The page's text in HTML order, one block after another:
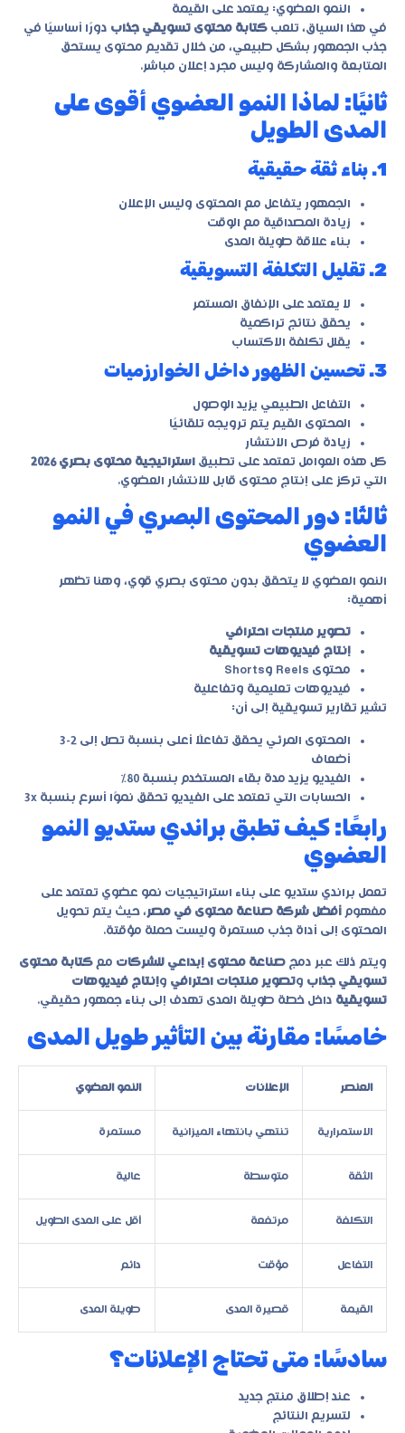
النمو العضوي: يعتمد على القيمة
في هذا السياق، تلعب كتابة محتوى تسويقي جذاب دورًا أساسيًا في
جذب الجمهور بشكل طبيعي، من خلال تقديم محتوى يستحق
المتابعة والمشاركة وليس مجرد إعلان مباشر.
ثانيًا: لماذا النمو العضوي أقوى على
المدى الطويل
1. بناء ثقة حقيقية
الجمهور يتفاعل مع المحتوى وليس الإعلان
زيادة المصداقية مع الوقت
بناء علاقة طويلة المدى
2. تقليل التكلفة التسويقية
لا يعتمد على الإنفاق المستمر
يحقق نتائج تراكمية
يقلل تكلفة الاكتساب
3. تحسين الظهور داخل الخوارزميات
التفاعل الطبيعي يزيد الوصول
المحتوى القيم يتم ترويجه تلقائيًا
زيادة فرص الانتشار
كل هذه العوامل تعتمد على تطبيق استراتيجية محتوى بصري 2026
التي تركز على إنتاج محتوى قابل للانتشار العضوي.
ثالثًا: دور المحتوى البصري في النمو
العضوي
النمو العضوي لا يتحقق بدون محتوى بصري قوي، وهنا تظهر
أهمية:
تصوير منتجات احترافي
إنتاج فيديوهات تسويقية
محتوى Reels وShorts
فيديوهات تعليمية وتفاعلية
تشير تقارير تسويقية إلى أن:
المحتوى المرئي يحقق تفاعلًا أعلى بنسبة تصل إلى 2-3
أضعاف
الفيديو يزيد مدة بقاء المستخدم بنسبة 80%
الحسابات التي تعتمد على الفيديو تحقق نموًا أسرع بنسبة 3x
رابعًا: كيف تطبق براندي ستديو النمو
العضوي
تعمل براندي ستديو على بناء استراتيجيات نمو عضوي تعتمد على
مفهوم أفضل شركة صناعة محتوى في مصر، حيث يتم تحويل
المحتوى إلى أداة جذب مستمرة وليست حملة مؤقتة.
ويتم ذلك عبر دمج صناعة محتوى إبداعي للشركات مع كتابة محتوى
تسويقي جذاب وتصوير منتجات احترافي وإنتاج فيديوهات
تسويقية داخل خطة طويلة المدى تهدف إلى بناء جمهور حقيقي.
خامسًا: مقارنة بين التأثير طويل المدى
العنصر الإعلانات النمو العضوي
الاستمرارية تنتهي بانتهاء الميزانية مستمرة
الثقة متوسطة عالية
التكلفة مرتفعة أقل على المدى الطويل
التفاعل مؤقت دائم
القيمة قصيرة المدى طويلة المدى
سادسًا: متى تحتاج الإعلانات؟
عند إطلاق منتج جديد
لتسريع النتائج